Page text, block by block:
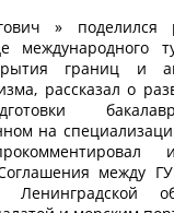
» поделился
международного
границ и
рассказал о
на
Соглашения между